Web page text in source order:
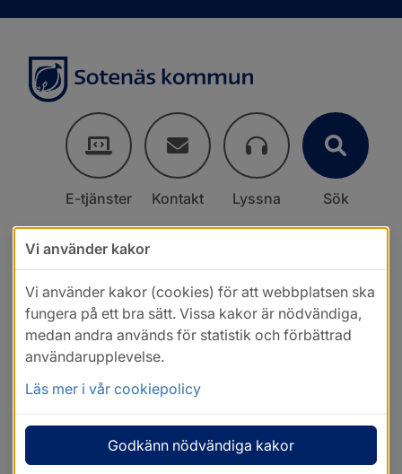
E-tjänster Kontakt Lyssna Sök
Vi använder kakor
Vi använder kakor (cookies) för att webbplatsen ska
fungera på ett bra sätt. Vissa kakor är nödvändiga,
medan andra används för statistik och förbättrad
användarupplevelse.
Läs mer i vår cookiepolicy
Godkänn nödvändiga kakor